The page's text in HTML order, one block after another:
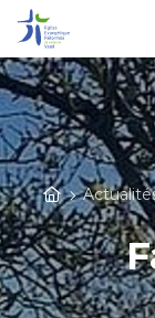
Panneau de